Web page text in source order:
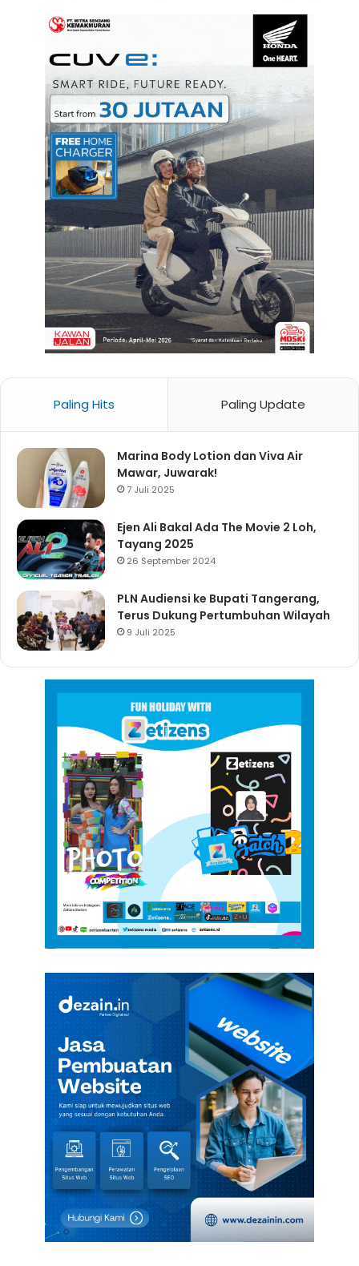
Paling Hits Paling Update
Marina Body Lotion dan Viva Air
Mawar, Juwarak!
7 Juli 2025
Ejen Ali Bakal Ada The Movie 2 Loh,
Tayang 2025
26 September 2024
PLN Audiensi ke Bupati Tangerang,
Terus Dukung Pertumbuhan Wilayah
9 Juli 2025